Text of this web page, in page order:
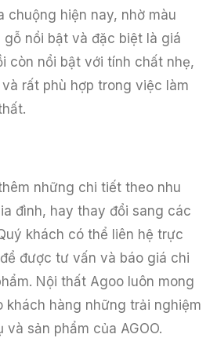
chuộng hiện nay, nhờ màu
nổi bật và đặc biệt là giá
còn nổi bật với tính chất nhẹ,
rất phù hợp trong việc làm
những chi tiết theo nhu
đình, hay thay đổi sang các
khách có thể liên hệ trực
được tư vấn và báo giá chi
Nội thất Agoo luôn mong
khách hàng những trải nghiệm
sản phẩm của AGOO.